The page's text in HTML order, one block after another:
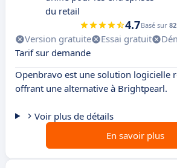
du retail
4.7Basé sur
Version gratuite Essai gratuit
Tarif sur demande
Openbravo est une solution logicielle
offrant une alternative à Brightpearl.
Voir plus de détails
En savoir plus